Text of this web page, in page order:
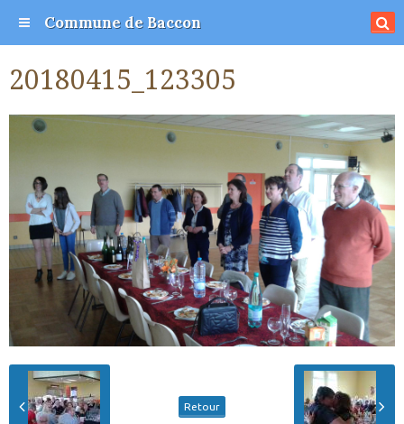
Commune de Baccon
20180415_123305
Retour